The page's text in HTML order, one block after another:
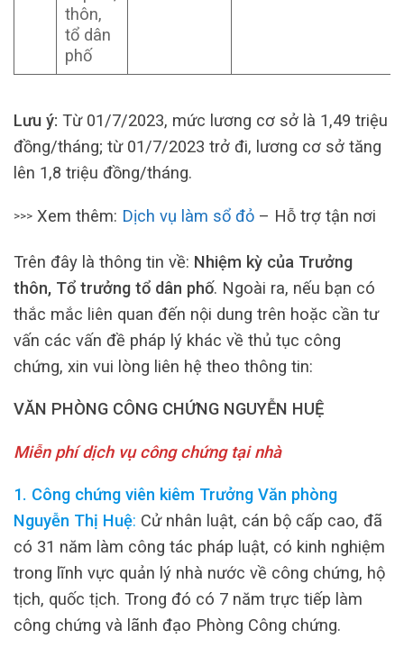
thôn,
tổ dân
phố
Lưu ý: Từ 01/7/2023, mức lương cơ sở là 1,49 triệu
đồng/tháng; từ 01/7/2023 trở đi, lương cơ sở tăng
lên 1,8 triệu đồng/tháng.
>>> Xem thêm: Dịch vụ làm sổ đỏ – Hỗ trợ tận nơi
Trên đây là thông tin về: Nhiệm kỳ của Trưởng
thôn, Tổ trưởng tổ dân phố. Ngoài ra, nếu bạn có
thắc mắc liên quan đến nội dung trên hoặc cần tư
vấn các vấn đề pháp lý khác về thủ tục công
chứng, xin vui lòng liên hệ theo thông tin:
VĂN PHÒNG CÔNG CHỨNG NGUYỄN HUỆ
Miễn phí dịch vụ công chứng tại nhà
1. Công chứng viên kiêm Trưởng Văn phòng
Nguyễn Thị Huệ: Cử nhân luật, cán bộ cấp cao, đã
có 31 năm làm công tác pháp luật, có kinh nghiệm
trong lĩnh vực quản lý nhà nước về công chứng, hộ
tịch, quốc tịch. Trong đó có 7 năm trực tiếp làm
công chứng và lãnh đạo Phòng Công chứng.